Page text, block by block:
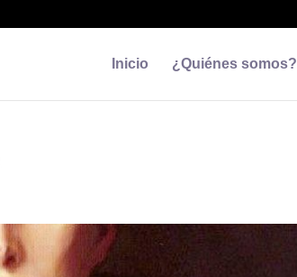
Inicio ¿Quiénes somos?